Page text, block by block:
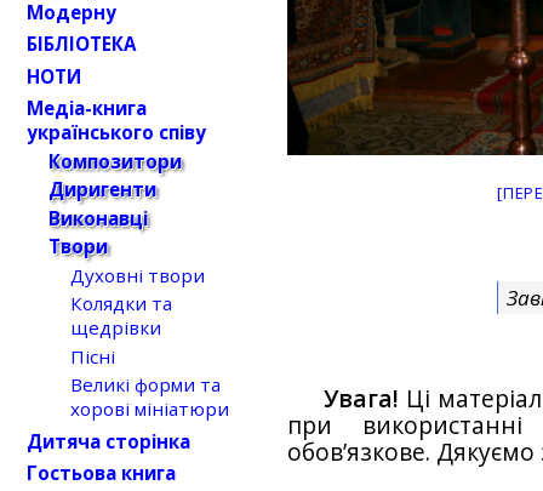
Увага! Ці
при
обов’язкове.
Модерну
БІБЛІОТЕКА
НОТИ
Медіа-книга
українського співу
Композитори
Диригенти
Виконавці
Твори
Духовні твори
Колядки та
щедрівки
Пісні
Великі форми та
хорові мініатюри
Дитяча сторінка
Гостьова книга